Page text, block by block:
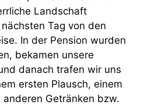
Landschaft
Tag von den
In der Pension wurden
bekamen unsere
danach trafen wir uns
ersten Plausch, einem
Getränken bzw.